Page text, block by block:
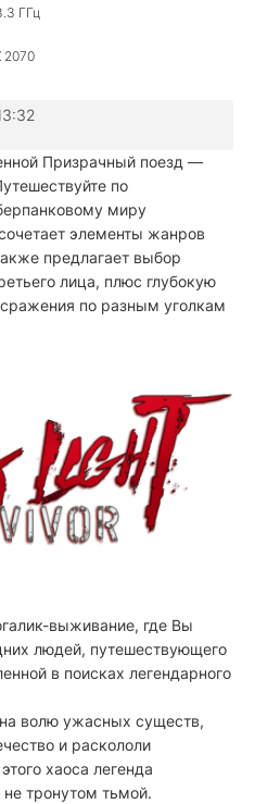
ГГц
2070
Призрачный поезд —
по
миру
элементы жанров
предлагает выбор
лица, плюс глубокую
по разным уголкам
выживание, где Вы
людей, путешествующего
в поисках легендарного
волю ужасных существ,
и раскололи
хаоса легенда
тронутом тьмой.